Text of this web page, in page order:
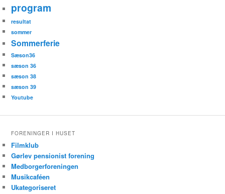
program
resultat
sommer
Sommerferie
Sæson36
sæson 36
sæson 38
sæson 39
Youtube
FORENINGER I HUSET
Filmklub
Gørlev pensionist forening
Medborgerforeningen
Musikcaféen
Ukategoriseret